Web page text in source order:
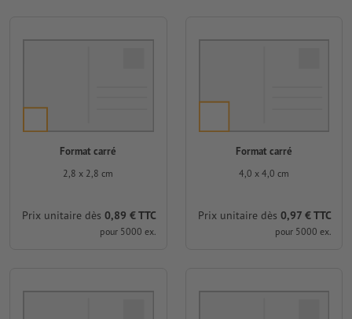
Format carré
2,8 x 2,8 cm
Prix unitaire dès 0,89 € TTC
pour 5000 ex.
Format carré
4,0 x 4,0 cm
Prix unitaire dès 0,97 € TTC
pour 5000 ex.